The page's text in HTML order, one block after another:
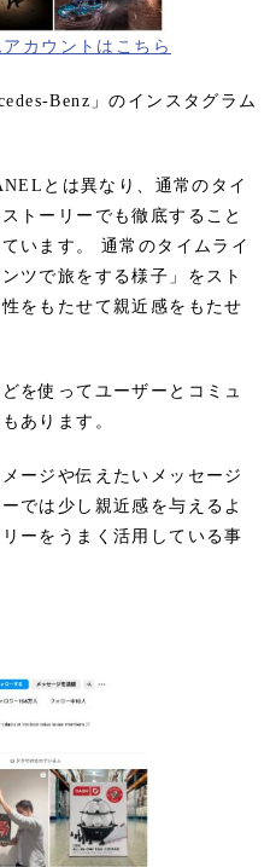
カウントはこちら
Benz」のインスタグラム
とは異なり、通常のタイ
トーリーでも徹底すること
います。 通常のタイムライ
ツで旅をする様子」をスト
をもたせて親近感をもたせ
を使ってユーザーとコミュ
あります。
ージや伝えたいメッセージ
では少し親近感を与えるよ
ーをうまく活用している事